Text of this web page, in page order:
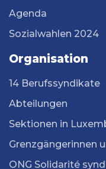
Agenda
Sozialwahlen 2024
Organisation
14 Berufssyndikate
Abteilungen
Sektionen in
Grenzgängerinnen
ONG Solidarité